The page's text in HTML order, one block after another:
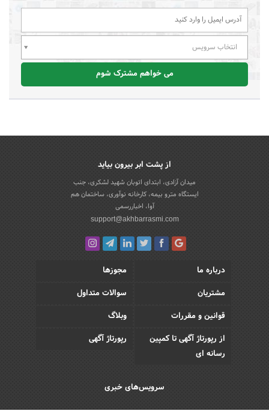
انتخاب سرویس
می خواهم مشترک شوم
از پشت ابر بیرون بیاید
میدان آزادی، ابتدای اتوبان شهید لشکری، جنب
ایستگاه مترو بیمه، کارخانه نوآوری، ساختمان هم
آوا، اخباررسمی
support@akhbarrasmi.com
درباره ما
مجوزها
مشتریان
سوالات متداول
قوانین و مقررات
وبلاگ
از رپورتاژ آگهی تا کمپین
رسانه ای
رپورتاژ آگهی
سرویس‌های خبری